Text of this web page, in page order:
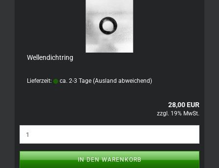
Wellendichtring
Lieferzeit: ca. 2-3 Tage (Ausland abweichend)
28,00 EUR
zzgl. 19% MwSt.
IN DEN WARENKORB